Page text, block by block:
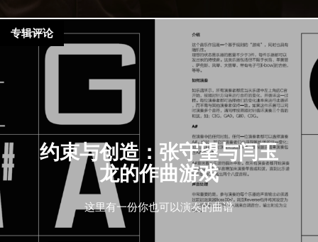
约束与创造：张守望与闫玉
龙的作曲游戏
这里有一份你也可以演奏的曲谱
专辑评论